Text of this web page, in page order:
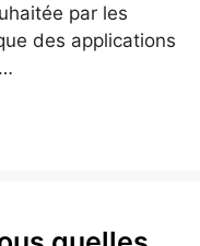
par les
des applications